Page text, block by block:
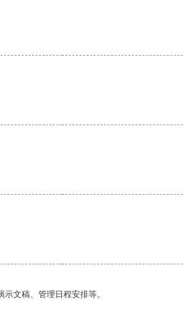
文稿、管理日程安排等。